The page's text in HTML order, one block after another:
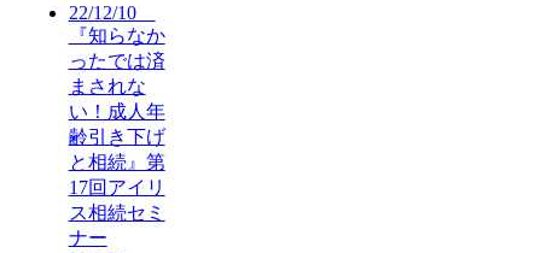
22/12/10
『知らなか
ったでは済
まされな
い！成人年
齢引き下げ
と相続』第
17回アイリ
ス相続セミ
ナー